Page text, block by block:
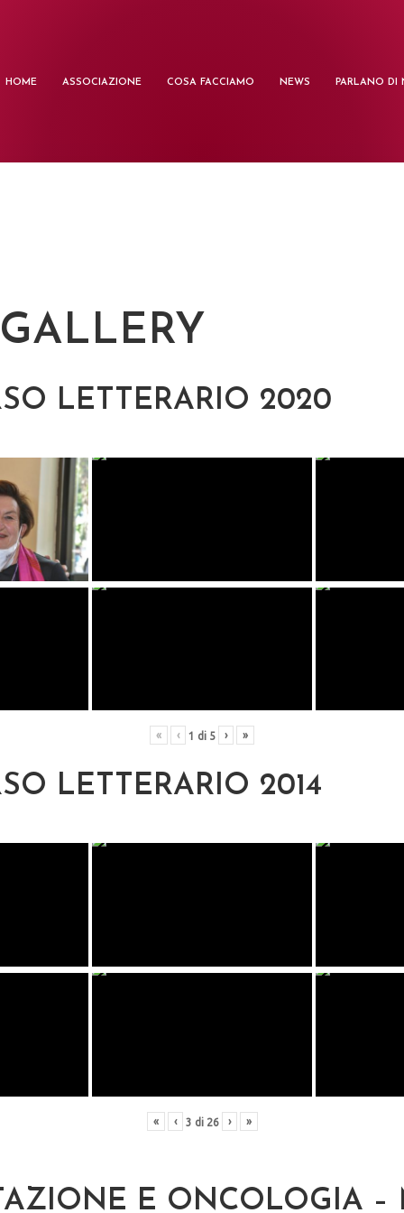
HOME ASSOCIAZIONE COSA FACCIAMO NEWS PARLANO DI
LETTERARIO 2020
« ‹ 1 di 5 › »
LETTERARIO 2014
« ‹ 3 di 26 › »
E ONCOLOGIA –